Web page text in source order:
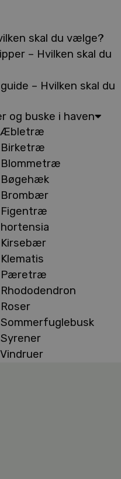
skal du vælge?
– Hvilken skal du
– Hvilken skal du
buske i haven
Æbletræ
Pæretræ